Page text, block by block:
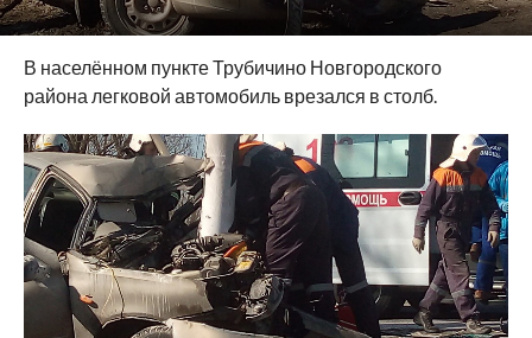
В населённом пункте Трубичино Новгородского
района легковой автомобиль врезался в столб.